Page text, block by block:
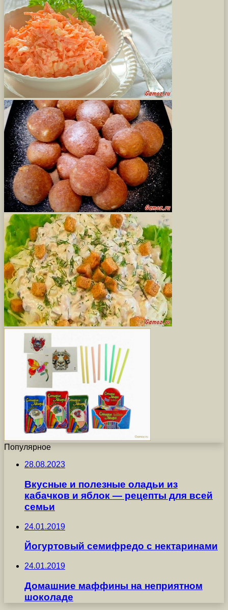
Популярное
28.08.2023
Вкусные и полезные оладьи из
кабачков и яблок — рецепты для всей
семьи
24.01.2019
Йогуртовый семифредо с нектаринами
24.01.2019
Домашние маффины на неприятном
шоколаде